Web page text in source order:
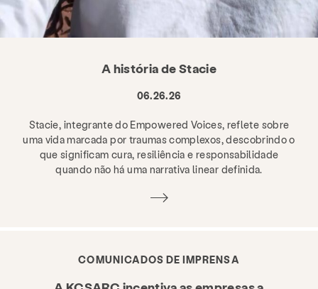
A história de Stacie
06.26.26
Stacie, integrante do Empowered Voices, reflete sobre
uma vida marcada por traumas complexos, descobrindo o
que significam cura, resiliência e responsabilidade
quando não há uma narrativa linear definida.
COMUNICADOS DE IMPRENSA